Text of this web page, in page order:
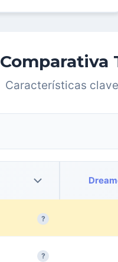
Comparativa
Características
?
?